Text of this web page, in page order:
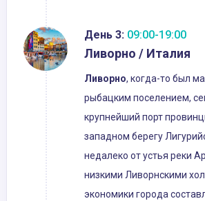
День 3: 09:00-19:00
Ливорно / Италия
Ливорно, когда-то был
рыбацким поселением,
крупнейший порт
западном берегу
недалеко от устья реки
низкими Ливорнскими
экономики города